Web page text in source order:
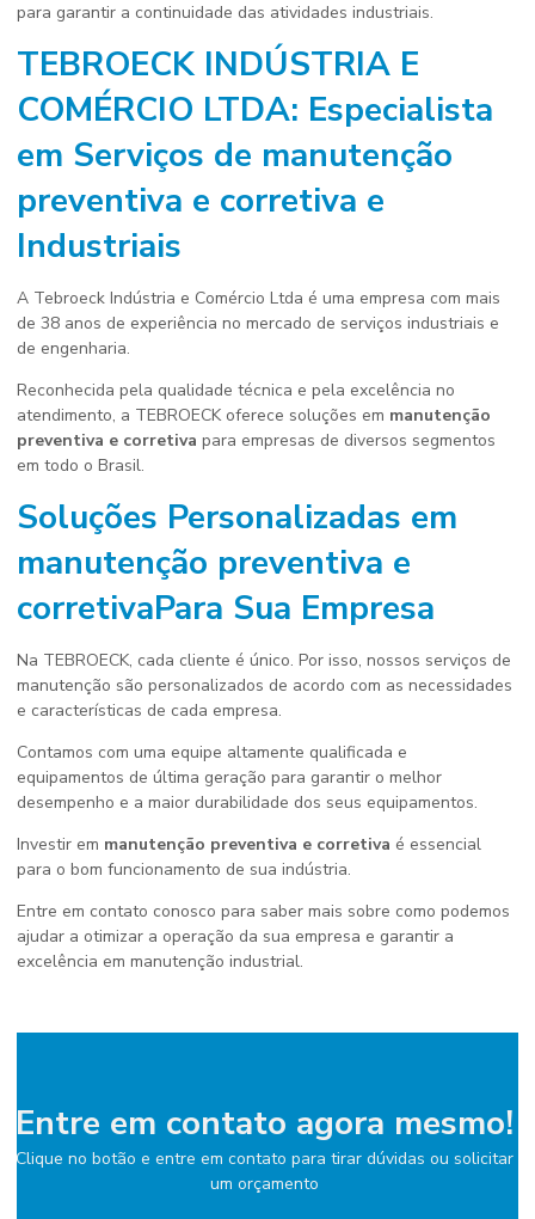
para garantir a continuidade das atividades industriais.
TEBROECK INDÚSTRIA E
COMÉRCIO LTDA: Especialista
em Serviços de manutenção
preventiva e corretiva e
Industriais
A Tebroeck Indústria e Comércio Ltda é uma empresa com mais
de 38 anos de experiência no mercado de serviços industriais e
de engenharia.
Reconhecida pela qualidade técnica e pela excelência no
atendimento, a TEBROECK oferece soluções em manutenção
preventiva e corretiva para empresas de diversos segmentos
em todo o Brasil.
Soluções Personalizadas em
manutenção preventiva e
corretivaPara Sua Empresa
Na TEBROECK, cada cliente é único. Por isso, nossos serviços de
manutenção são personalizados de acordo com as necessidades
e características de cada empresa.
Contamos com uma equipe altamente qualificada e
equipamentos de última geração para garantir o melhor
desempenho e a maior durabilidade dos seus equipamentos.
Investir em manutenção preventiva e corretiva é essencial
para o bom funcionamento de sua indústria.
Entre em contato conosco para saber mais sobre como podemos
ajudar a otimizar a operação da sua empresa e garantir a
excelência em manutenção industrial.
Entre em contato agora mesmo!
Clique no botão e entre em contato para tirar dúvidas ou solicitar
um orçamento